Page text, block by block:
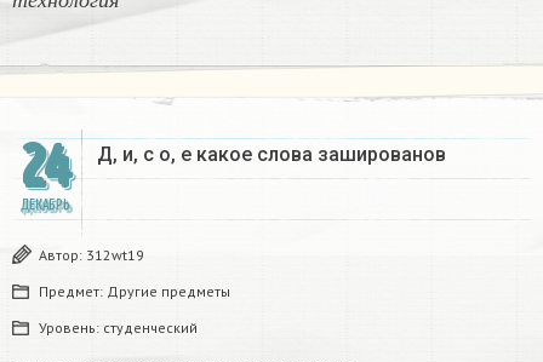
т ехн ол о г ия
24
ДЕКАБРЬ
Д, и, с о, е какое слова зашированов
Автор: 312wt19
Предмет: Другие предметы
Уровень: студенческий